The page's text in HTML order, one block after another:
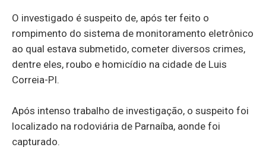
O investigado é suspeito de, após ter feito o
rompimento do sistema de monitoramento eletrônico
ao qual estava submetido, cometer diversos crimes,
dentre eles, roubo e homicídio na cidade de Luis
Correia-PI.
Após intenso trabalho de investigação, o suspeito foi
localizado na rodoviária de Parnaíba, aonde foi
capturado.